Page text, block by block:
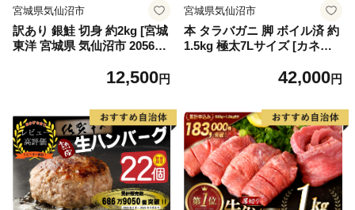
宮城県気仙沼市
訳あり 銀鮭 切身 約2kg [宮城
東洋 宮城県 気仙沼市 205649
格外 不揃い さけ サケ 鮭切身
切り身 魚 わけあり
12,500円
宮城県気仙沼市
本 タラバガニ 脚 ボイル済 約
1.5kg 極太7Lサイズ [カネダ
6] カニ かに 蟹 たらばがに た
42,000円